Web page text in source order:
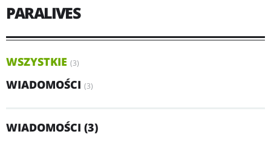
PARALIVES
WSZYSTKIE (3)
WIADOMOŚCI (3)
WIADOMOŚCI (3)